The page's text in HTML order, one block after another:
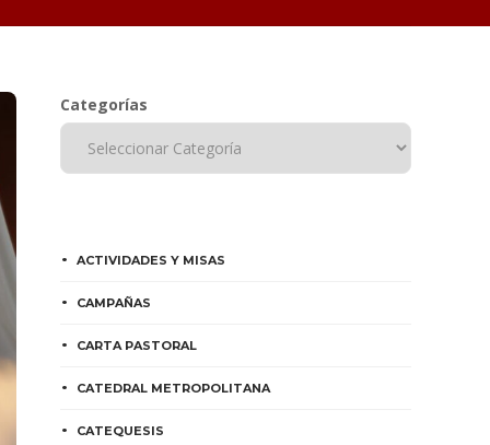
Categorías
ACTIVIDADES Y MISAS
CAMPAÑAS
CARTA PASTORAL
CATEDRAL METROPOLITANA
CATEQUESIS